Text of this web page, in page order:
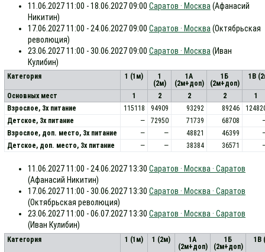
11.06.2027 11:00 - 18.06.2027 09:00 Саратов · Москва (Афанасий
Никитин)
17.06.2027 11:00 - 24.06.2027 09:00 Саратов · Москва (Октябрьская
революция)
23.06.2027 11:00 - 30.06.2027 09:00 Саратов · Москва (Иван
Кулибин)
Категория 1 (1м)
1
(2м)
1А
(2м+доп)
1Б
(2м+доп)
1В
Основных мест 1 2 2 2
1
Взрослое, 3х питание
115118 94909 93292 89246
Детское, 3х питание
— 72950 71739 68708
Взрослое, доп. место, 3x питание
— — 48821 46399
Детское, доп. место, 3x питание
— — 38384 36571
11.06.2027 11:00 - 24.06.2027 13:30 Саратов · Москва · Саратов
(Афанасий Никитин)
17.06.2027 11:00 - 30.06.2027 13:30 Саратов · Москва · Саратов
(Октябрьская революция)
23.06.2027 11:00 - 06.07.2027 13:30 Саратов · Москва · Саратов
(Иван Кулибин)
Категория 1 (1м) 1 (2м)
1А
(2м+доп)
1Б
(2м+доп)
1В